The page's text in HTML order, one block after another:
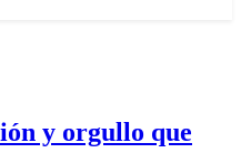
y orgullo que